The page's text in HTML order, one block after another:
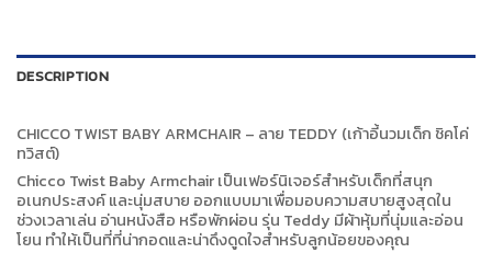
DESCRIPTION
CHICCO TWIST BABY ARMCHAIR – ลาย TEDDY (เก้าอี้นวมเด็ก ชิคโค่
ทวิสต์)
Chicco Twist Baby Armchair เป็นเฟอร์นิเจอร์สำหรับเด็กที่สนุก
อเนกประสงค์ และนุ่มสบาย ออกแบบมาเพื่อมอบความสบายสูงสุดใน
ช่วงเวลาเล่น อ่านหนังสือ หรือพักผ่อน รุ่น Teddy มีผ้าหุ้มที่นุ่มและอ่อน
โยน ทำให้เป็นที่ที่น่ากอดและน่าดึงดูดใจสำหรับลูกน้อยของคุณ